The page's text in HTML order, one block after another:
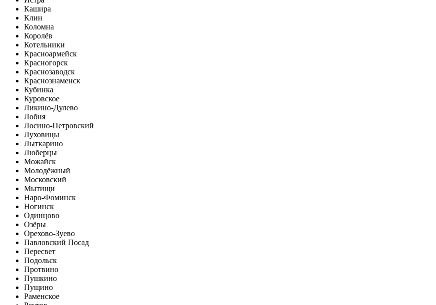
Кашира
Клин
Коломна
Королёв
Котельники
Красноармейск
Красногорск
Краснозаводск
Краснознаменск
Кубинка
Куровское
Ликино-Дулево
Лобня
Лосино-Петровский
Луховицы
Лыткарино
Люберцы
Можайск
Молодёжный
Московский
Мытищи
Наро-Фоминск
Ногинск
Одинцово
Озёры
Орехово-Зуево
Павловский Посад
Пересвет
Подольск
Протвино
Пушкино
Пущино
Раменское